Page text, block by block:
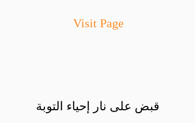
Visit Page
قبض على نار إحياء التوبة